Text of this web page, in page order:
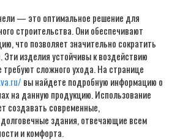
— это оптимальное решение для
строительства. Они обеспечивают
что позволяет значительно сократить
Эти изделия устойчивы к воздействию
сложного ухода. На странице
вы найдете подробную информацию о
на данную продукцию. Использование
создавать современные,
здания, отвечающие всем
и комфорта.